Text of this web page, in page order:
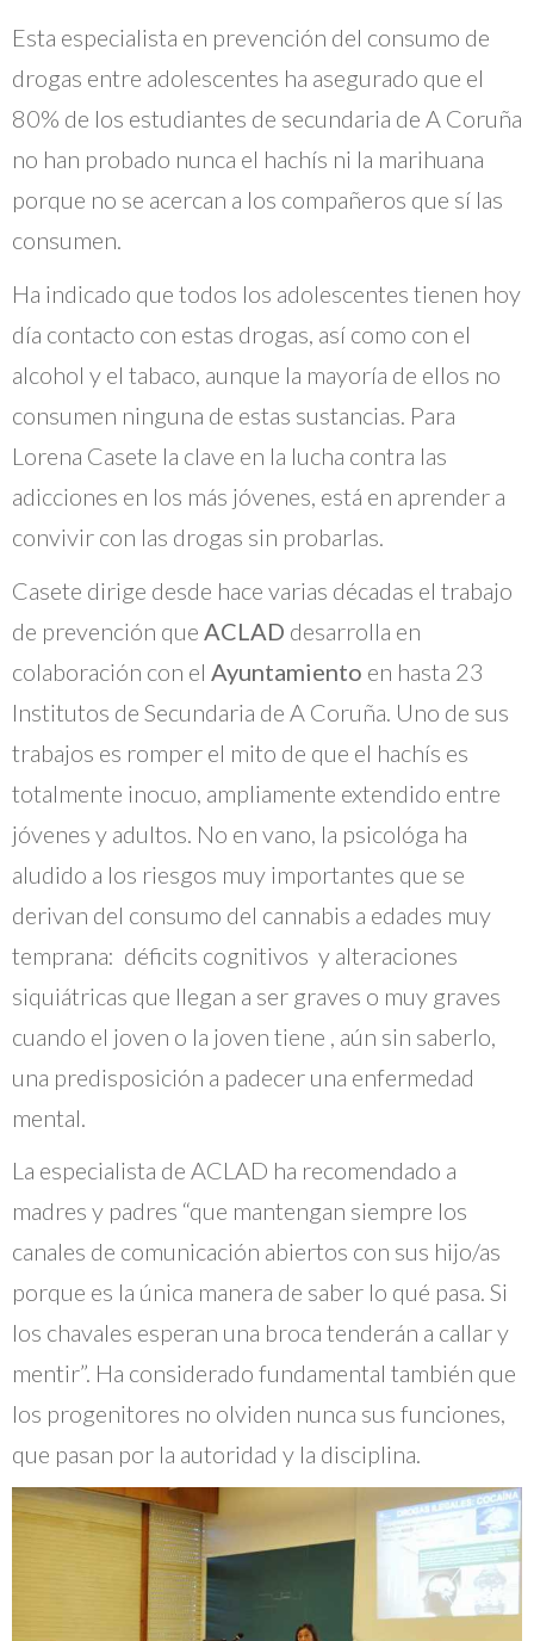
Esta especialista en prevención del consumo de
drogas entre adolescentes ha asegurado que el
80% de los estudiantes de secundaria de A Coruña
no han probado nunca el hachís ni la marihuana
porque no se acercan a los compañeros que sí las
consumen.
Ha indicado que todos los adolescentes tienen hoy
día contacto con estas drogas, así como con el
alcohol y el tabaco, aunque la mayoría de ellos no
consumen ninguna de estas sustancias. Para
Lorena Casete la clave en la lucha contra las
adicciones en los más jóvenes, está en aprender a
convivir con las drogas sin probarlas.
Casete dirige desde hace varias décadas el trabajo
de prevención que ACLAD desarrolla en
colaboración con el Ayuntamiento en hasta 23
Institutos de Secundaria de A Coruña. Uno de sus
trabajos es romper el mito de que el hachís es
totalmente inocuo, ampliamente extendido entre
jóvenes y adultos. No en vano, la psicológa ha
aludido a los riesgos muy importantes que se
derivan del consumo del cannabis a edades muy
temprana: déficits cognitivos y alteraciones
siquiátricas que llegan a ser graves o muy graves
cuando el joven o la joven tiene , aún sin saberlo,
una predisposición a padecer una enfermedad
mental.
La especialista de ACLAD ha recomendado a
madres y padres “que mantengan siempre los
canales de comunicación abiertos con sus hijo/as
porque es la única manera de saber lo qué pasa. Si
los chavales esperan una broca tenderán a callar y
mentir”. Ha considerado fundamental también que
los progenitores no olviden nunca sus funciones,
que pasan por la autoridad y la disciplina.